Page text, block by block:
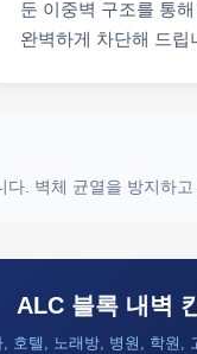
둔 이중벽 구조를 통
완벽하게 차단해 드립
. 벽체 균열을 방지하
ALC 블록 내벽
, 호텔, 노래방, 병원, 학원,